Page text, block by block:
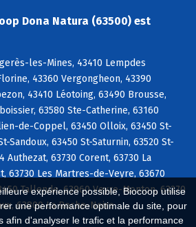
expérience possible, Biocoop utilise
une performance optimale du site, pour
afin d'analyser le trafic et la performance
Dona Natura (63500) est
les-Mines, 43410 Lempdes
43360 Vergongheon, 43390
43410 Léotoing, 63490 Brousse,
63580 Ste-Catherine, 63160
de-Coppel, 63450 Olloix, 63450 St-
Sandoux, 63450 St-Saturnin, 63520 St-
Authezat, 63730 Corent, 63730 La
63730 Les Martres-de-Veyre, 63670
Tallende, 63960 Veyre-Monton, 63270
63800 La Roche-Noire